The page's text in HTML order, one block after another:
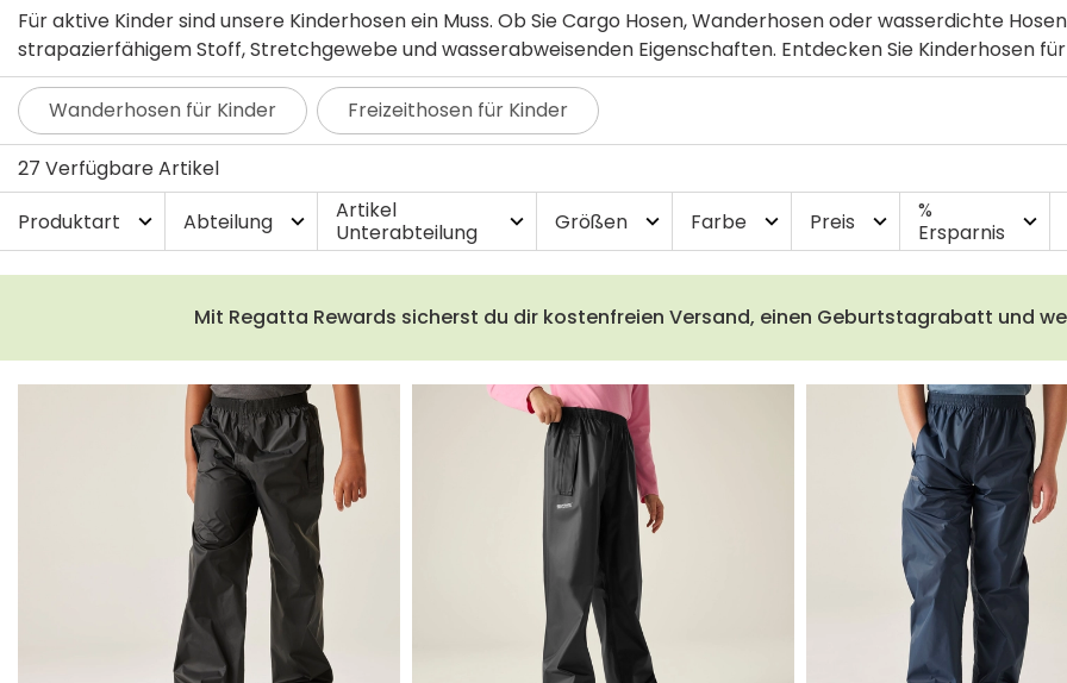
Für aktive Kinder sind unsere Kinderhosen ein Muss. Ob Sie Cargo Hosen, Wanderhosen oder wasserdichte Hosen suchen, hier finden Sie Hosen
strapazierfähigem Stoff, Stretchgewebe und wasserabweisenden Eigenschaften. Entdecken Sie Kinderhosen
Wanderhosen für Kinder Freizeithosen für Kinder
27 Verfügbare Artikel
Produktart
expand_more Abteilung expand_more
Artikel
Unterabteilung
expand_more Größen expand_more Farbe expand_more Preis expand_more
%
Ersparnis
expand_more
Mit Regatta Rewards sicherst du dir kostenfreien Versand, einen Geburtstagrabatt und